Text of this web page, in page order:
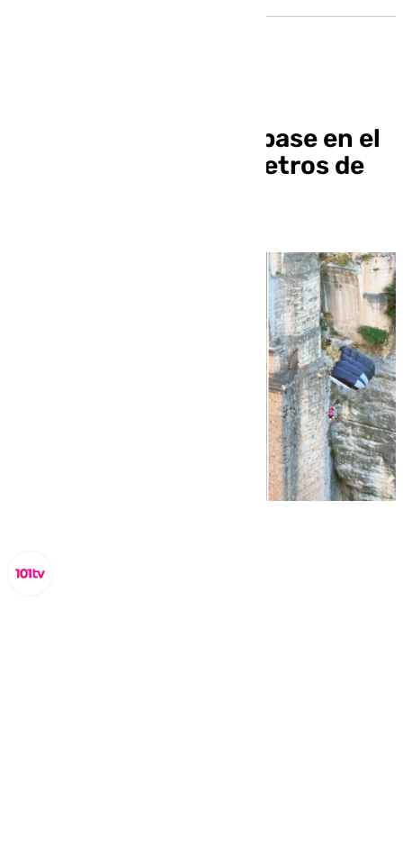
Impresionante salto base en el
Tajo de Ronda: 140 metros de